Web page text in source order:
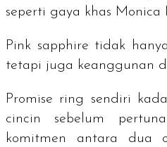
seperti gaya khas Monica
Pink sapphire tidak
tetapi juga keanggunan
Promise ring
sendiri
cincin sebelum
komitmen antara dua